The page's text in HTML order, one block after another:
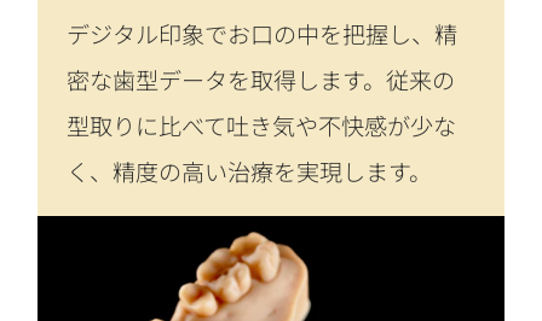
デジタル印象でお口の中を把握し、精
密な歯型データを取得します。従来の
型取りに比べて吐き気や不快感が少な
く、精度の高い治療を実現します。